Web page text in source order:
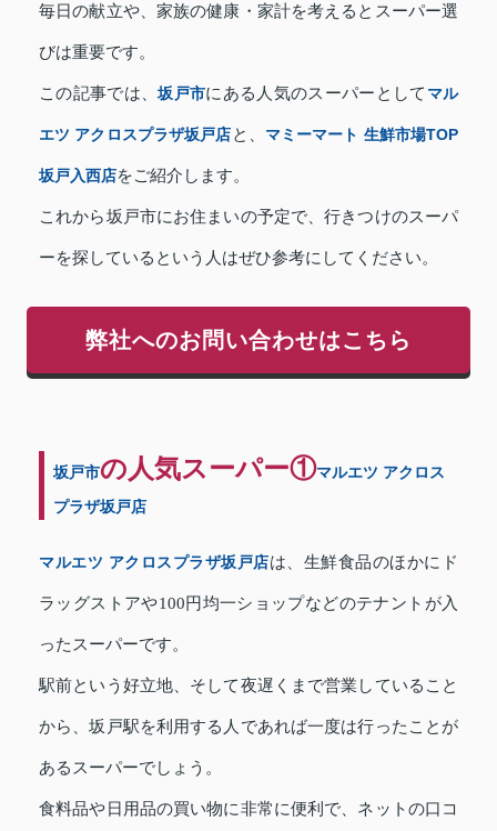
毎日の献立や、家族の健康・家計を考えるとスーパー選
びは重要です。
この記事では、坂戸市にある人気のスーパーとして マル
エツ アクロスプラザ坂戸店と、 マミーマート 生鮮市場TOP
坂戸入西店をご紹介します。
これから坂戸市にお住まいの予定で、行きつけのスーパ
ーを探しているという人はぜひ参考にしてください。
弊社へのお問い合わせはこちら
坂戸市の人気スーパー①マルエツ アクロス
プラザ坂戸店
マルエツ アクロスプラザ坂戸店は、生鮮食品のほかにド
ラッグストアや100円均一ショップなどのテナントが入
ったスーパーです。
駅前という好立地、そして夜遅くまで営業していること
から、坂戸駅を利用する人であれば一度は行ったことが
あるスーパーでしょう。
食料品や日用品の買い物に非常に便利で、ネットの口コ